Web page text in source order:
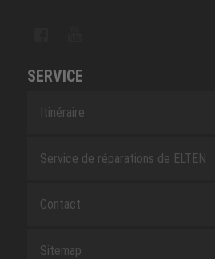
SERVICE
Itinéraire
Service de réparations de ELTEN
Contact
Sitemap